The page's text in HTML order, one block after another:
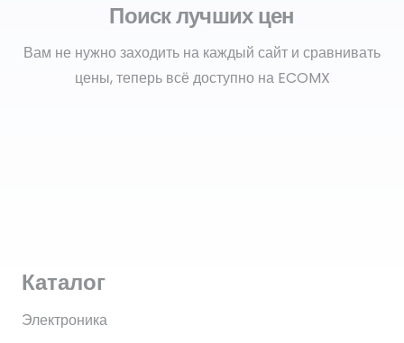
Поиск лучших цен
Вам не нужно заходить на каждый сайт и сравнивать
цены, теперь всё доступно на ECOMX
Каталог
Электроника